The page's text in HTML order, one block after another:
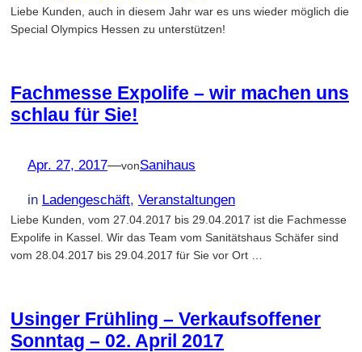
Liebe Kunden, auch in diesem Jahr war es uns wieder möglich die
Special Olympics Hessen zu unterstützen!
Fachmesse Expolife – wir machen uns
schlau für Sie!
Apr. 27, 2017—vonSanihaus
in Ladengeschäft, Veranstaltungen
Liebe Kunden, vom 27.04.2017 bis 29.04.2017 ist die Fachmesse
Expolife in Kassel. Wir das Team vom Sanitätshaus Schäfer sind
vom 28.04.2017 bis 29.04.2017 für Sie vor Ort …
Usinger Frühling – Verkaufsoffener
Sonntag – 02. April 2017